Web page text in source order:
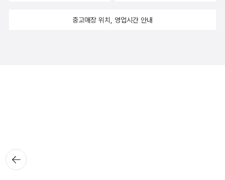
뒤로가
기
중고매장 위치, 영업시간 안내